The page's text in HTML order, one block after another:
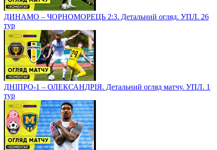
ДИНАМО – ЧОРНОМОРЕЦЬ 2:3. Детальний огляд. УПЛ. 26
тур
ДНІПРО-1 – ОЛЕКСАНДРІЯ. Детальний огляд матчу. УПЛ. 1
тур